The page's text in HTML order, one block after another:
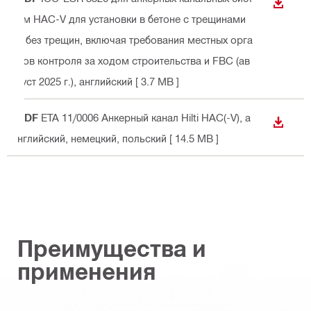
ем HAC-V для установки в бетоне с трещинами
и без трещин, включая требования местных орга
нов контроля за ходом строительства и FBC (ав
густ 2025 г.) , английский [ 3.7 MB ]
PDF ETA 11/0006 Анкерный канал Hilti HAC(-V) , а
нглийский, немецкий, польский [ 14.5 MB ]
Преимущества и
применения